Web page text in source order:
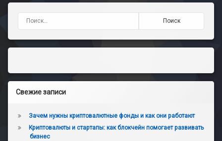
Свежие записи
Зачем нужны криптовалютные фонды и как они работают
Криптовалюты и стартапы: как блокчейн помогает развивать
бизнес